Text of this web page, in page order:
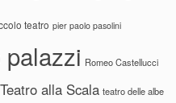
teatro pier paolo pasolini
palazzi Romeo Castellucci
Teatro alla Scala teatro delle albe